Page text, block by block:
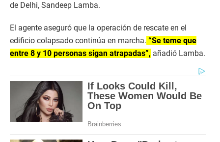
de Delhi, Sandeep Lamba.
El agente aseguró que la operación de rescate en el
edificio colapsado continúa en marcha. “Se teme que
entre 8 y 10 personas sigan atrapadas”, añadió Lamba.